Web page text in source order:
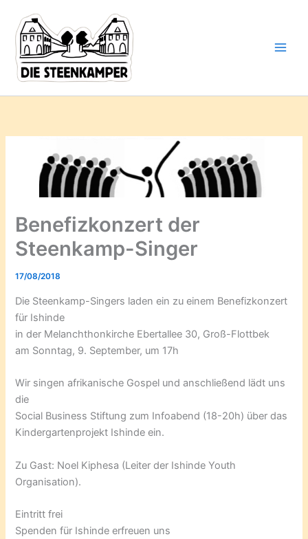
Inhalt
springen
Benefizkonzert der
Steenkamp-Singer
17/08/2018
Die Steenkamp-Singers laden ein zu einem Benefizkonzert
für Ishinde
in der Melanchthonkirche Ebertallee 30, Groß-Flottbek
am Sonntag, 9. September, um 17h
Wir singen afrikanische Gospel und anschließend lädt uns
die
Social Business Stiftung zum Infoabend (18-20h) über das
Kindergartenprojekt Ishinde ein.
Zu Gast: Noel Kiphesa (Leiter der Ishinde Youth
Organisation).
Eintritt frei
Spenden für Ishinde erfreuen uns
deine
Mail-
Adresse
ein ...